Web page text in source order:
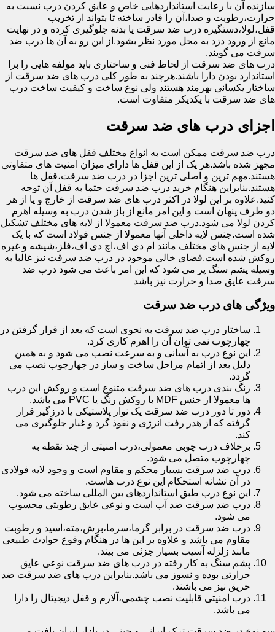
سازنده آن با رعایت استانداردهایی خاص و عایق کردن درب نسبت به
حرارت،رطوبت و صدا،آن را قادر ساخته تا بتواند از تخریب
قفل،لولا،دستگیره درب ضد سرقت یا بدنه جلوگیری کرده و در نهایت
مانع از ورود دزد به محل مورد نظر بشود.از این رو به آن ها درب ضد
سرقت می گویند.
درب های ضد سرقت از لحاظ فنی و ساختاری باید مولفه هایی را برا
استاندارد بودن دارا باشند.هرچند به طور کلی درب های ضد سرقت از
ساختار یکسانی بهرمند هستند ولی نوع ساخت و کیفیت ساخت درب
های ضد سرقت با یکدیکر متفاوت است.
اجزای درب های ضد سرقت
درب ضد سرقت ممکن است به انواع مختلف قفل های ضد سرقت
مجهز شده باشد.هر یک از این قفل ها دارای میزان امنیت های متفاوتی
هستند.مهم ترین و اصلی ترین اجزا در درب ضد سرقت،قفل ها
هستند.بنابراین هنگام خرید درب ضد سرقت حتما به قفل آن توجه
کنید.علاوه بر این لولا در اکثر درب های ضد سرقت از خارج و یا از هر
دو طرف پنهان است و این امر مانع از باز شدن درب به وسیله اهرم
کردن لولا می شود.درب ضد سرقت معمولا از لایه های مختلف تشکیل
شده است.جنس لایه داخلی آنها معمولا از جنس فولاد است که با یک
لایه از جنس های مختلف مانند ام دی اف،اچ دی اف،فلز،شیشه و غیره
روکش شده است.فضای خالی موجود در درب ضد سرقت نیز غالبا به
وسیله پشم سنگ پر می شود که این امر باعث می شود درب ضد
سرقت عایق صدا و حرارت نیز باشد
ویژگی های درب ضد سرقت
ساختار درب ضد سرقت به نحوی است که بعد از قرار گرفتن در
چهارچوب نمی توان آن را اهرم کاری کرد.
این نوع درب به آسانی و به سرعت نصب می شود و به همین
دلیل بعد از اتمام مراحل ساخت و ساز در چهارچوب نصب می
گردد.
رنگ بندی درب های ضد سرقت متنوع است و روکش این درب
ها معمولا از جنس MDF با روکش رنگ یا PVC می باشد.
دور تا دور درب ضد سرقت یک نوار پلاستیکی یا درزگیر قرار
گرفته که از هدر رفت انرژی و نفوذ گرد و غبار جلوگیری می
کند.
برخلاف درب چوبی معمولی،درب امنیتی از چند نقطه به
چهارچوب متصل می شود.
درب ضد سرقت بسیار محکم و مقاوم است و وجود لایه فولادی
در آن نشانه استحکام این نوع درب هاست.
این نوع درب طبق استانداردهای بین المللی ساخته می شود.
درب ضد سرقت ضد آب است و نوعی عایق رطوبتی محسوب
می شود.
درب ضد سرقت در برابر گرما،سرما،برش،مته،اسید و رطوبت
مقاوم می باشد و علاوه بر این ها در هنگام وقوع حوادث طبیعی
مانند زلزله آسیب بسیار جزئی می بیند.
پشم سنگ به کار رفته در درب های ضد سرقت نوعی عایق
حرارتی بوده و نسوز می باشد.بنابراین درب های ضد سرقت ضد
حریق نیز می باشند.
درب امنیتی قابلیت نصب چشمی،آلارم و قفل دیجیتال را دارا
می باشد.